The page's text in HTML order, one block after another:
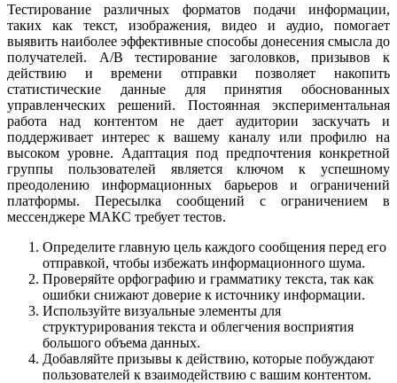
Тестирование различных форматов подачи информации,
таких как текст, изображения, видео и аудио, помогает
выявить наиболее эффективные способы донесения смысла до
получателей. A/B тестирование заголовков, призывов к
действию и времени отправки позволяет накопить
статистические данные для принятия обоснованных
управленческих решений. Постоянная экспериментальная
работа над контентом не дает аудитории заскучать и
поддерживает интерес к вашему каналу или профилю на
высоком уровне. Адаптация под предпочтения конкретной
группы пользователей является ключом к успешному
преодолению информационных барьеров и ограничений
платформы. Пересылка сообщений с ограничением в
мессенджере МАКС требует тестов.
Определите главную цель каждого сообщения перед его
отправкой, чтобы избежать информационного шума.
Проверяйте орфографию и грамматику текста, так как
ошибки снижают доверие к источнику информации.
Используйте визуальные элементы для
структурирования текста и облегчения восприятия
большого объема данных.
Добавляйте призывы к действию, которые побуждают
пользователей к взаимодействию с вашим контентом.